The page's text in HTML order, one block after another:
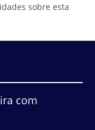
sobre esta
com